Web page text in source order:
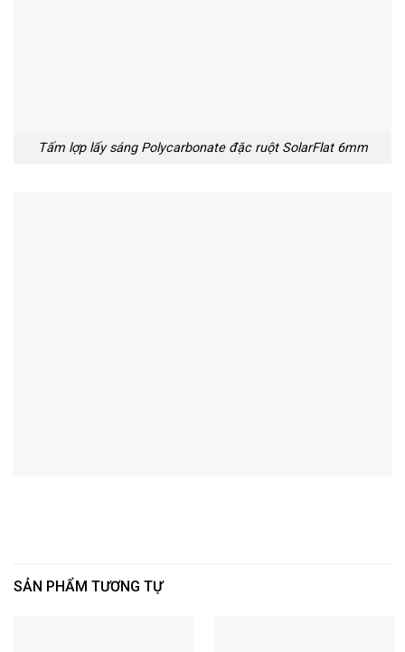
Tấm lợp lấy sáng Polycarbonate đặc ruột SolarFlat 6mm
SẢN PHẨM TƯƠNG TỰ